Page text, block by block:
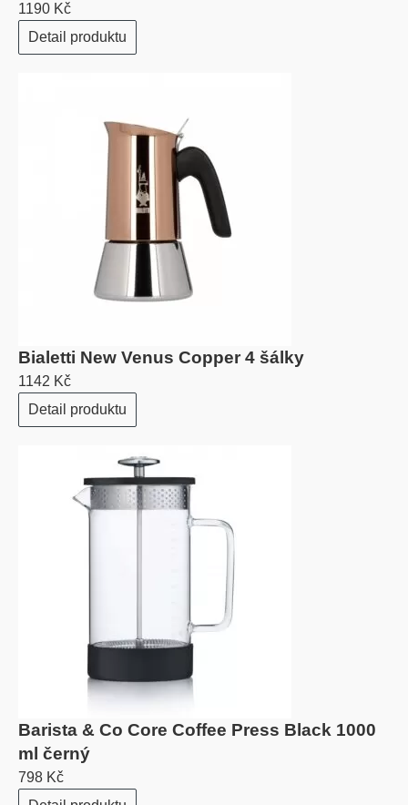
1190 Kč
Detail produktu
Bialetti New Venus Copper 4 šálky
1142 Kč
Detail produktu
Barista & Co Core Coffee Press Black 1000
ml černý
798 Kč